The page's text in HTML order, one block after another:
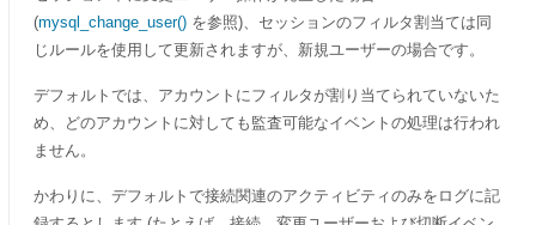
(mysql_change_user() を参照)、セッションのフィルタ割当ては同
じルールを使用して更新されますが、新規ユーザーの場合です。
デフォルトでは、アカウントにフィルタが割り当てられていないた
め、どのアカウントに対しても監査可能なイベントの処理は行われ
ません。
かわりに、デフォルトで接続関連のアクティビティのみをログに記